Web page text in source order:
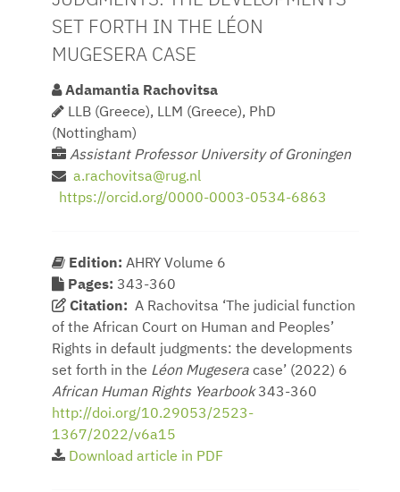
SET FORTH IN THE LÉON
MUGESERA CASE
Adamantia Rachovitsa
LLB (Greece), LLM (Greece), PhD
(Nottingham)
Assistant Professor University of Groningen
a.rachovitsa@rug.nl
https://orcid.org/0000-0003-0534-6863
Edition: AHRY Volume 6
Pages: 343-360
Citation: A Rachovitsa ‘The judicial function
of the African Court on Human and Peoples’
Rights in default judgments: the developments
set forth in the Léon Mugesera case’ (2022) 6
African Human Rights Yearbook343-360
http://doi.org/10.29053/2523-
1367/2022/v6a15
Download article in PDF